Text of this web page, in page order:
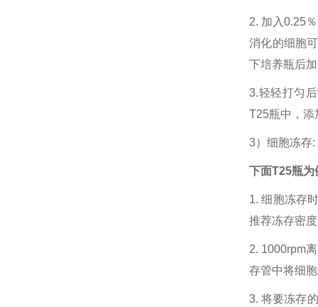
2. 加入0.25
消化的细胞
下培养瓶后
3.轻轻打匀
T25瓶中，添
3）细胞冻存
下面T25瓶为
1. 细胞冻存
推荐冻存密
2. 1000rpm
存管中将细
3. 将要冻存